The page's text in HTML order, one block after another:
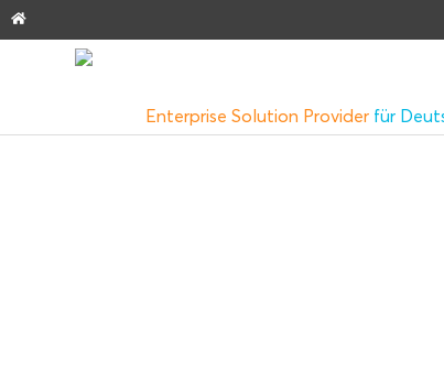
Enterprise Solution Provider für